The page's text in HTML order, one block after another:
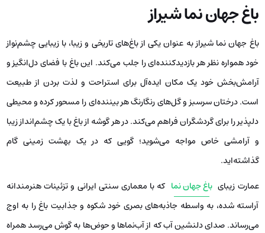
باغ جهان نما شیراز
باغ جهان نما شیراز به عنوان یکی از باغ‌های تاریخی و زیبا، با زیبایی چشم‌نواز
خود همواره نظر هر بازدیدکننده‌ای را جلب می‌کند. این باغ با فضای دل‌انگیز و
آرامش‌بخش خود یک مکان ایده‌آل برای استراحت و لذت بردن از طبیعت
است. درختان سرسبز و گل‌های رنگارنگ هر بیننده‌ای را مسحور کرده و محیطی
دلپذیر را برای گردشگران فراهم می‌کند. در هر گوشه از باغ با یک چشم‌انداز زیبا
و آرامشی خاص مواجه می‌شوید؛ گویی که در یک بهشت زمینی گام
گذاشته‌اید.
عمارت زیبای باغ جهان نما که با معماری سنتی ایرانی و تزئینات هنرمندانه
آراسته شده، به واسطه جاذبه‌های بصری خود شکوه و جذابیت باغ را به اوج
می‌رساند. صدای دلنشین آب که از آب‌نماها و حوض‌ها به گوش می‌رسد همراه